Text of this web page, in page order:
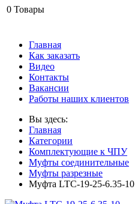
0 Товары
Главная
Как заказать
Видео
Контакты
Вакансии
Работы наших клиентов
Вы здесь:
Главная
Категории
Комплектующие к ЧПУ
Муфты соединительные
Муфты разрезные
Муфта LTC-19-25-6.35-10